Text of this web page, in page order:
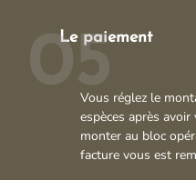
05
Le paiement
Vous réglez le
espèces après
monter au bloc
facture vous est